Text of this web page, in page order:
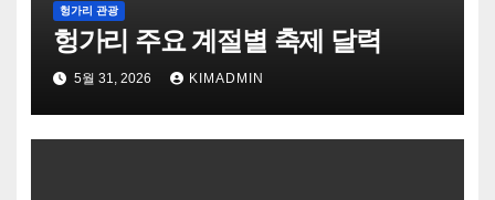
헝가리 관광
헝가리 주요 계절별 축제 달력
5월 31, 2026 KIMADMIN